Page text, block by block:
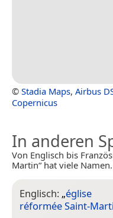
© Stadia Maps, Airbus
Copernicus
In anderen
Von Englisch bis
Martin“ hat viele Namen.
Englisch: „église
réformée Saint-